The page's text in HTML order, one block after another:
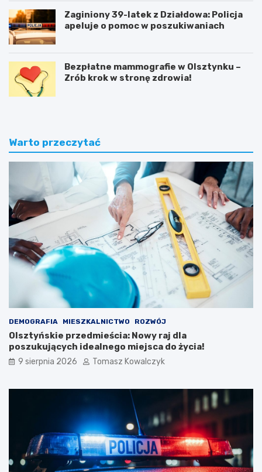
Zaginiony 39-latek z Działdowa: Policja
apeluje o pomoc w poszukiwaniach
Bezpłatne mammografie w Olsztynku –
Zrób krok w stronę zdrowia!
Warto przeczytać
DEMOGRAFIA MIESZKALNICTWO ROZWÓJ
Olsztyńskie przedmieścia: Nowy raj dla
poszukujących idealnego miejsca do życia!
9 sierpnia 2026 Tomasz Kowalczyk